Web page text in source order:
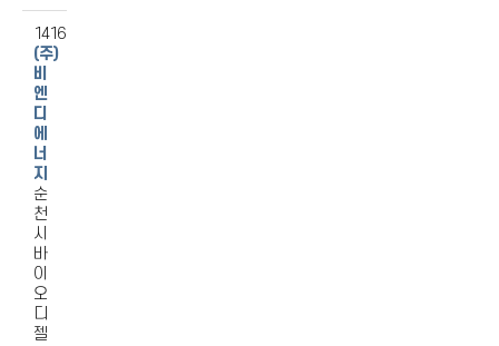
1416
(주)
비
엔
디
에
너
지
순
천
시
바
이
오
디
젤